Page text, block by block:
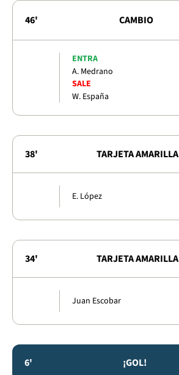
46' CAMBIO
ENTRA
A. Medrano
SALE
W. España
38' TARJETA AMARILLA
E. López
34' TARJETA AMARILLA
Juan Escobar
6' ¡GOL!